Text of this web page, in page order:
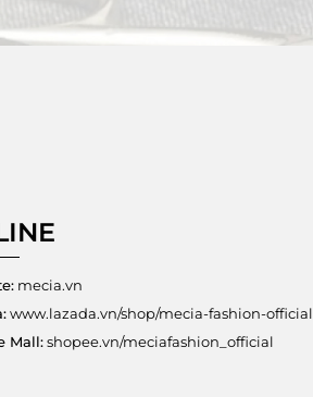
mecia.vn
www.lazada.vn/shop/mecia-fashion-official
Mall:shopee.vn/meciafashion_official